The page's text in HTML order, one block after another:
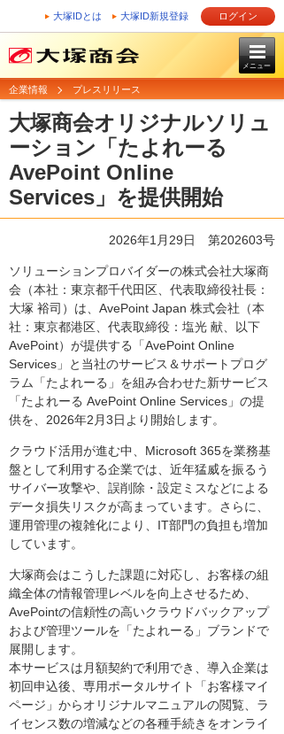
大塚IDとは 大塚ID新規登録 ログイン
メニュー
企業情報 プレスリリース
大塚商会オリジナルソリュ
ーション「たよれーる
AvePoint Online
Services」を提供開始
2026年1月29日 第202603号
ソリューションプロバイダーの株式会社大塚商
会（本社：東京都千代田区、代表取締役社長：
大塚 裕司）は、AvePoint Japan 株式会社（本
社：東京都港区、代表取締役：塩光 献、以下
AvePoint）が提供する「AvePoint Online
Services」と当社のサービス＆サポートプログ
ラム「たよれーる」を組み合わせた新サービス
「たよれーる AvePoint Online Services」の提
供を、2026年2月3日より開始します。
クラウド活用が進む中、Microsoft 365を業務基
盤として利用する企業では、近年猛威を振るう
サイバー攻撃や、誤削除・設定ミスなどによる
データ損失リスクが高まっています。さらに、
運用管理の複雑化により、IT部門の負担も増加
しています。
大塚商会はこうした課題に対応し、お客様の組
織全体の情報管理レベルを向上させるため、
AvePointの信頼性の高いクラウドバックアップ
および管理ツールを「たよれーる」ブランドで
展開します。
本サービスは月額契約で利用でき、導入企業は
初回申込後、専用ポータルサイト「お客様マイ
ページ」からオリジナルマニュアルの閲覧、ラ
イセンス数の増減などの各種手続きをオンライ